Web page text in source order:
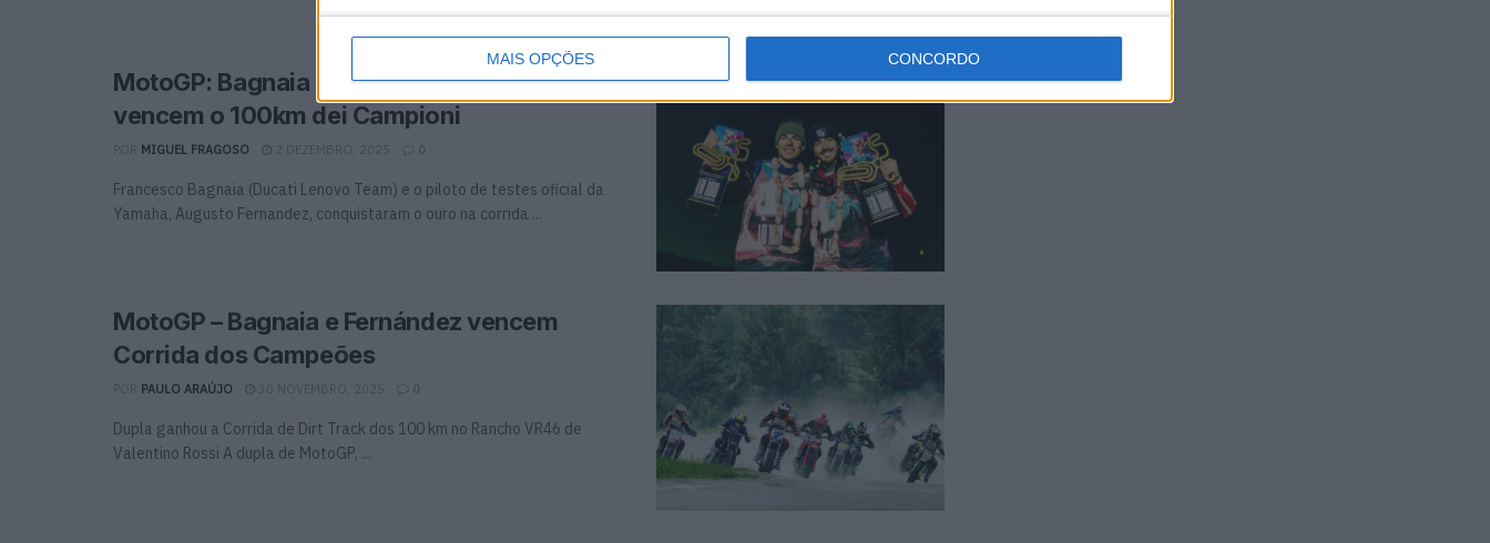
MAIS OPÇÕES CONCORDO
MotoGP: Bagnaia e Augusto Fernandez
vencem o 100km dei Campioni
MIGUEL FRAGOSO 2 DEZEMBRO, 2025 0
Francesco Bagnaia (Ducati Lenovo Team) e o piloto de testes oficial da
Yamaha, Augusto Fernandez, conquistaram o ouro na corrida ...
MotoGP – Bagnaia e Fernández vencem
Corrida dos Campeões
PAULO ARAÚJO 30 NOVEMBRO, 2025 0
Dupla ganhou a Corrida de Dirt Track dos 100 km no Rancho VR46 de
Valentino Rossi A dupla de MotoGP, ...